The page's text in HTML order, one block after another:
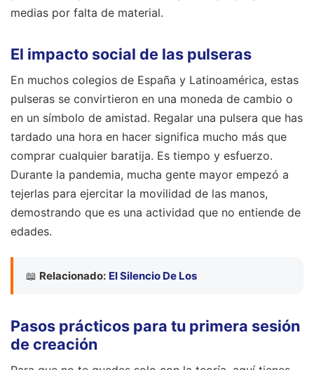
medias por falta de material.
El impacto social de las pulseras
En muchos colegios de España y Latinoamérica, estas
pulseras se convirtieron en una moneda de cambio o
en un símbolo de amistad. Regalar una pulsera que has
tardado una hora en hacer significa mucho más que
comprar cualquier baratija. Es tiempo y esfuerzo.
Durante la pandemia, mucha gente mayor empezó a
tejerlas para ejercitar la movilidad de las manos,
demostrando que es una actividad que no entiende de
edades.
📖 Relacionado: El Silencio De Los
Pasos prácticos para tu primera sesión
de creación